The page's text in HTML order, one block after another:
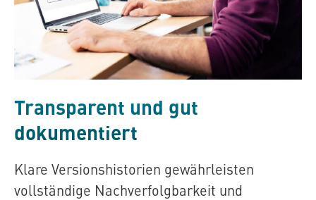
Transparent und gut
dokumentiert
Klare Versionshistorien gewährleisten
vollständige Nachverfolgbarkeit und